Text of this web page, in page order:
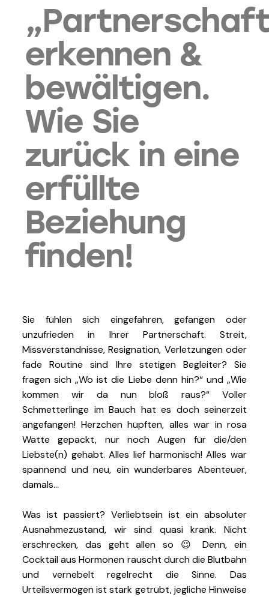
erkennen &
bewältigen.
Wie Sie
zurück in eine
erfüllte
Beziehung
finden!
Sie fühlen sich eingefahren, gefangen oder
unzufrieden in Ihrer Partnerschaft. Streit,
Missverständnisse, Resignation, Verletzungen oder
fade Routine sind Ihre stetigen Begleiter? Sie
fragen sich „Wo ist die Liebe denn hin?“ und „Wie
kommen wir da nun bloß raus?“ Voller
Schmetterlinge im Bauch hat es doch seinerzeit
angefangen! Herzchen hüpften, alles war in rosa
Watte gepackt, nur noch Augen für die/den
Liebste(n) gehabt. Alles lief harmonisch! Alles war
spannend und neu, ein wunderbares Abenteuer,
damals…
Was ist passiert? Verliebtsein ist ein absoluter
Ausnahmezustand, wir sind quasi krank. Nicht
erschrecken, das geht allen so 😉 Denn, ein
Cocktail aus Hormonen rauscht durch die Blutbahn
und vernebelt regelrecht die Sinne. Das
Urteilsvermögen ist stark getrübt, jegliche Hinweise